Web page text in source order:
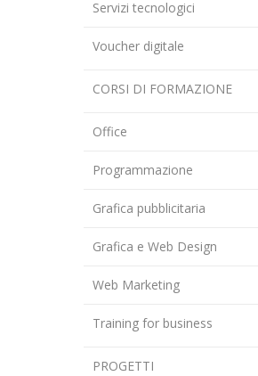
Servizi tecnologici
Voucher digitale
CORSI DI FORMAZIONE
Office
Programmazione
Grafica pubblicitaria
Grafica e Web Design
Web Marketing
Training for business
PROGETTI